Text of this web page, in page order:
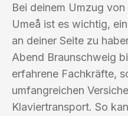
Bei deinem Umzug
Umeå ist es wichtig,
an deiner Seite zu
Abend Braunschweig
erfahrene Fachkräfte,
umfangreichen
Klaviertransport. So